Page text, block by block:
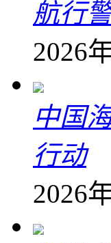
航行
2026
中国
行动
2026